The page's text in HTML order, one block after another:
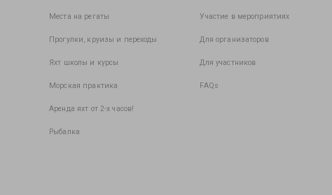
Места на регаты
Прогулки, круизы и переходы
Яхт школы и курсы
Морская практика
Аренда яхт от 2-х часов!
Рыбалка
Участие в мероприятиях
Для организаторов
Для участников
FAQs